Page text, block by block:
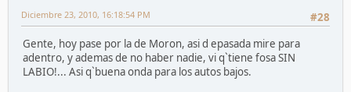
#28
Diciembre 23, 2010, 16:18:54 PM
Gente, hoy pase por la de Moron, asi d epasada mire para
adentro, y ademas de no haber nadie, vi q`tiene fosa SIN
LABIO!... Asi q`buena onda para los autos bajos.